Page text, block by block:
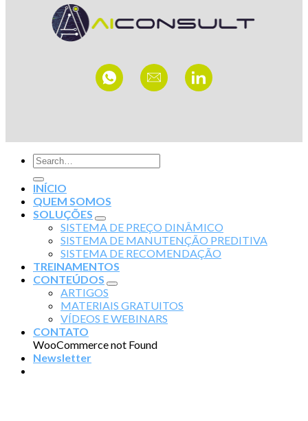
INÍCIO
QUEM SOMOS
SOLUÇÕES
SISTEMA DE PREÇO DINÂMICO
SISTEMA DE MANUTENÇÃO PREDITIVA
SISTEMA DE RECOMENDAÇÃO
TREINAMENTOS
CONTEÚDOS
ARTIGOS
MATERIAIS GRATUITOS
VÍDEOS E WEBINARS
CONTATO
WooCommerce not Found
Newsletter